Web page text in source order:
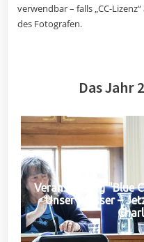
verwendbar – falls „CC-
des Fotografen.
Das Jahr
Veranstaltung "Blue
Unser Wasser –